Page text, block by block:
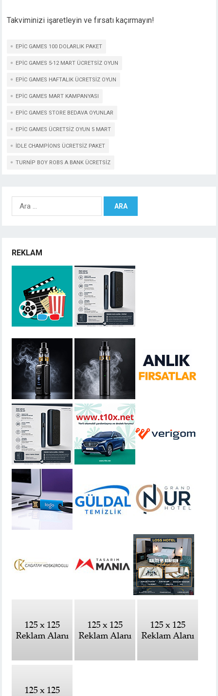
Takviminizi işaretleyin ve fırsatı kaçırmayın!
EPIC GAMES 100 DOLARLIK PAKET
EPIC GAMES 5-12 MART ÜCRETSIZ OYUN
EPIC GAMES HAFTALIK ÜCRETSIZ OYUN
EPIC GAMES MART KAMPANYASI
EPIC GAMES STORE BEDAVA OYUNLAR
EPIC GAMES ÜCRETSIZ OYUN 5 MART
IDLE CHAMPIONS ÜCRETSIZ PAKET
TURNIP BOY ROBS A BANK ÜCRETSIZ
Arama:
REKLAM